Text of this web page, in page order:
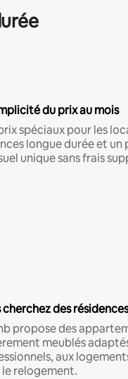
du prix au mois
spéciaux pour les
longue durée et un
unique sans frais
cherchez des
propose des
meublés
aux
relogement.